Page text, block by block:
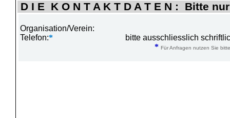
D I E K O N T A K T D A T E N : Bitte
Organisation/Verein:
Telefon:*
bitte ausschliesslich
* Für Anfragen nutzen Sie